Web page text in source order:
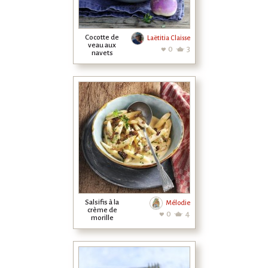
Cocotte de
veau aux
navets
Laëtitia Claisse
0 3
Salsifis à la
crème de
morille
Mélodie
0 4